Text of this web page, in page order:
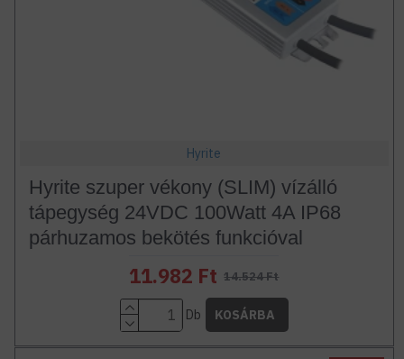
Hyrite
Hyrite szuper vékony (SLIM) vízálló
tápegység 24VDC 100Watt 4A IP68
párhuzamos bekötés funkcióval
11.982 Ft 14.524 Ft
Db KOSÁRBA